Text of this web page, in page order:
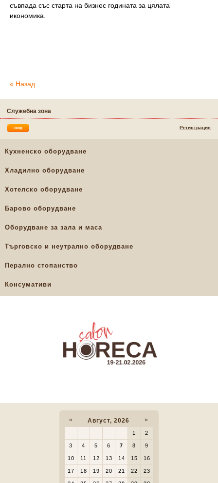
съвпада със старта на бизнес годината за цялата
икономика.
« Назад
Служебна зона
Регистрация
Кухненско оборудване
Хладилно оборудване
Хотелско оборудване
Барово оборудване
Оборудване за зала и маса
Търговско и неутрално оборудване
Перално стопанство
Консумативи
« Август, 2026 »
1 2
3 4 5 6 7 8 9
10 11 12 13 14 15 16
17 18 19 20 21 22 23